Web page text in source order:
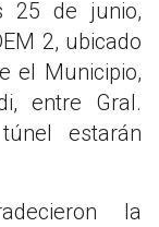
25 de junio,
2, ubicado
el Municipio,
entre Gral.
estarán
la